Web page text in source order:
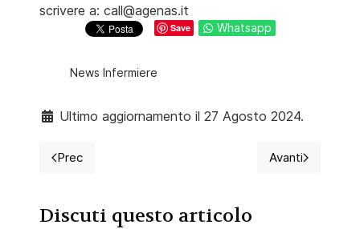
scrivere a: call@agenas.it
Save Whatsapp
News Infermiere
Ultimo aggiornamento il 27 Agosto 2024.
Articolo precedente: Demansionamento, abuso di
Prec Articolo
Avanti
Discuti questo articolo